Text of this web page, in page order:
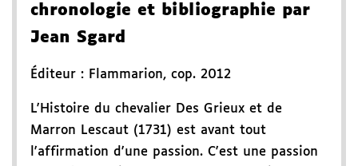
chronologie et bibliographie par
Jean Sgard
Éditeur : Flammarion, cop. 2012
L'Histoire du chevalier Des Grieux et de
Marron Lescaut (1731) est avant tout
l'affirmation d'une passion. C'est une passion